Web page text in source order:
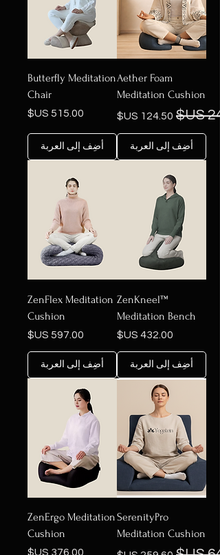
Aether Foam
Meditation Cushion
سعر البيع
أضِف إلى العربة
Butterfly Meditation
Chair
السعر
أضِف إلى العربة
ZenKneel™
Meditation Bench
السعر
أضِف إلى العربة
ZenFlex Meditation
Cushion
السعر
أضِف إلى العربة
SerenityPro
Meditation Cushion
سعر البيع
ZenErgo Meditation
Cushion
السعر